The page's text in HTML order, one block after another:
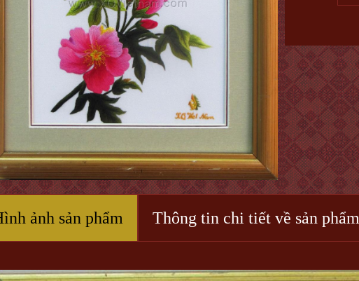
ảnh sản phẩm Thông tin chi tiết về sản phẩm